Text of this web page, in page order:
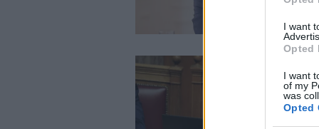
I want
Opted
I want
of my
was
Opted